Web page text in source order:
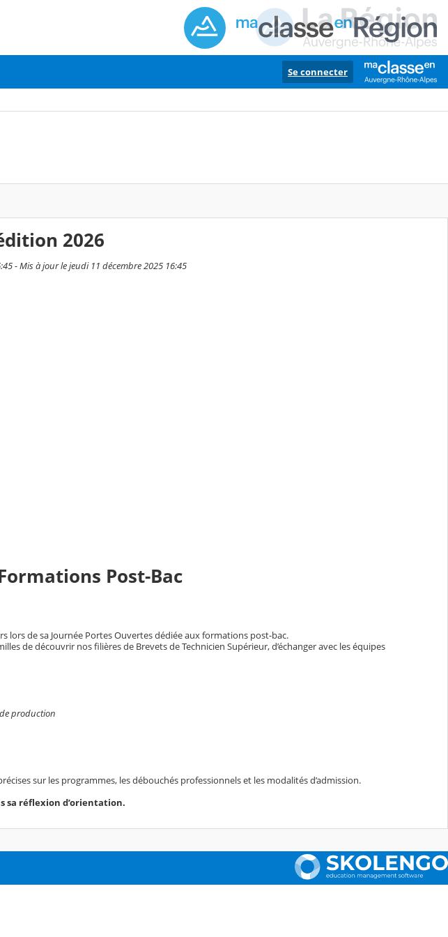
Se connecter
2026
- Mis à jour le jeudi 11 décembre 2025 16:45
Post-Bac
lors de sa Journée Portes Ouvertes dédiée aux formations post-bac.
de découvrir nos filières de Brevets de Technicien Supérieur, d’échanger avec les équipes
production
sur les programmes, les débouchés professionnels et les modalités d’admission.
sa réflexion d’orientation.